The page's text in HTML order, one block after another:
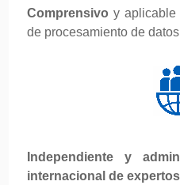
Comprensivo y aplicable
de procesamiento de
Independiente y
internacional de